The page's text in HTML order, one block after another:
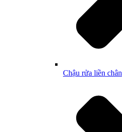
Chậu rửa liền chân